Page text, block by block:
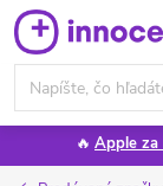
Prejsť
na
obsah
🔥 Apple za